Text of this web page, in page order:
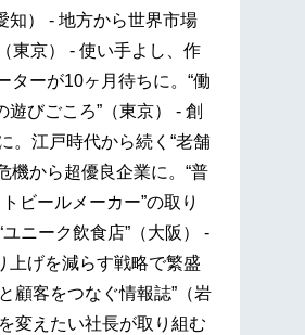
知） - 地方から世界市場
東京） - 使い手よし、作
ターが10ヶ月待ちに。“働
びごころ”（東京） - 創
。江戸時代から続く“老舗
機から超優良企業に。“普
ビールメーカー”の取り
ニーク飲食店”（大阪） -
上げを減らす戦略で繁盛
顧客をつなぐ情報誌”（岩
変えたい社長が取り組む